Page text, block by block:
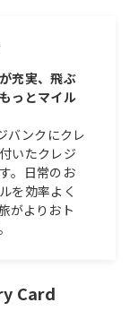
充実、飛ぶ
っとマイル
バンクにクレ
いたクレジ
。日常のお
を効率よく
がよりおト
Card